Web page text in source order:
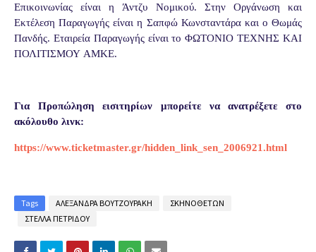
Επικοινωνίας είναι η Άντζυ Νομικού. Στην Οργάνωση και
Εκτέλεση Παραγωγής είναι η Σαπφώ Κωνσταντάρα και ο Θωμάς
Πανδής. Εταιρεία Παραγωγής είναι το ΦΩΤΟΝΙΟ ΤΕΧΝΗΣ ΚΑΙ
ΠΟΛΙΤΙΣΜΟΥ AMKE.
Για Προπώληση εισιτηρίων μπορείτε να ανατρέξετε στο
ακόλουθο λινκ:
https://www.ticketmaster.gr/hidden_link_sen_2006921.html
Tags ΑΛΕΞΑΝΔΡΑ ΒΟΥΤΖΟΥΡΑΚΗ
ΣΚΗΝΟΘΕΤΩΝ
ΣΤΕΛΛΑ ΠΕΤΡΙΔΟΥ